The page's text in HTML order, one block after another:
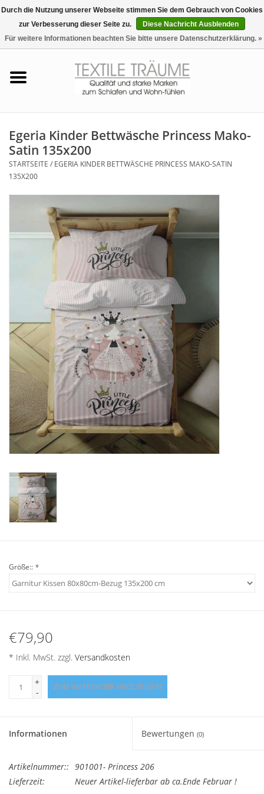
0 Artikel - €0,00
Tag & Nachtwäsche
Badezimmer & Sauna
Plaids, Decken, Kissen
Mode & Accessoires
Edles aus Cashmere
Tisch & Küche
Kinder
Geschenkideen und
Accessoires Spa
Info-Service
Über uns
Tel.0049(0)7322-919376
Blog-Aktuelles
Marken
Egeria Kinder Bettwäsche Princess Mako-
Satin 135x200
STARTSEITE / EGERIA KINDER BETTWÄSCHE PRINCESS MAKO-SATIN
135X200
Größe:: *
€79,90
* Inkl. MwSt. zzgl. Versandkosten
+
-
ZUM WARENKORB HINZUFÜGEN
Informationen Bewertungen (0)
Artikelnummer:: 901001- Princess 206
Lieferzeit:
Neuer Artikel-lieferbar ab ca.Ende Februar !
Durch die Nutzung unserer Webseite stimmen Sie dem Gebrauch von Cookies
zur Verbesserung dieser Seite zu.
Diese Nachricht Ausblenden
Für weitere Informationen beachten Sie bitte unsere Datenschutzerklärung. »